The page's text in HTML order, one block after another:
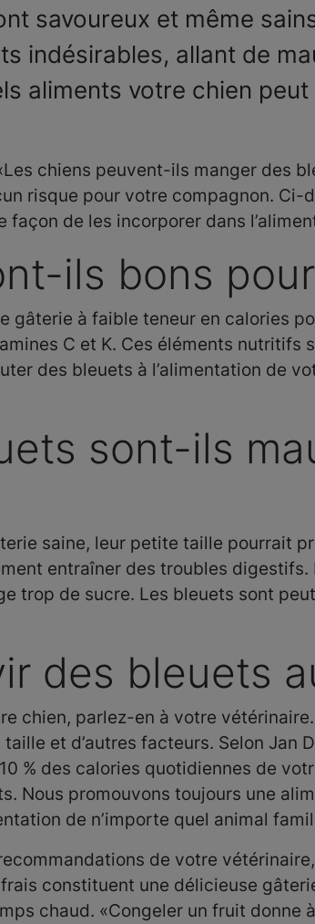
savoureux et même
indésirables, allant de
aliments votre chien
chiens peuvent-ils manger des
risque pour votre compagnon.
façon de les incorporer dans
ils bons
gâterie à faible teneur en calories
C et K. Ces éléments nutritifs
des bleuets à l’alimentation de
sont-ils
saine, leur petite taille pourrait
entraîner des troubles
trop de sucre. Les bleuets sont
des bleuets
chien, parlez-en à votre
et d’autres facteurs. Selon Jan
% des calories quotidiennes de
Nous promouvons toujours une
de n’importe quel animal
de votre
constituent une délicieuse
chaud. «Congeler un fruit donne